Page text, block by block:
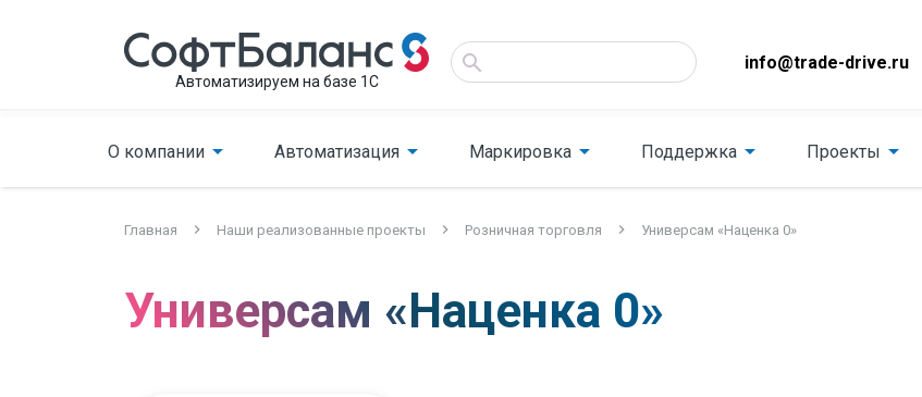
Автоматизируем на базе 1С
info@trade-drive.ru
О компании Автоматизация Маркировка Поддержка Проекты
Главная Наши реализованные проекты Розничная торговля Универсам «Наценка 0»
Универсам «Наценка 0»